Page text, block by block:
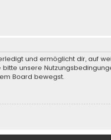
und ermöglicht dir, auf
unsere
Board bewegst.